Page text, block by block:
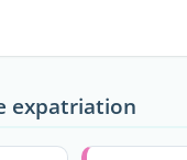
expatriation